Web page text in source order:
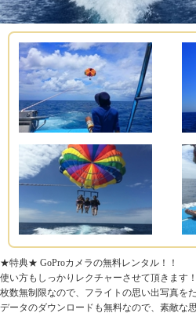
★特典★ GoProカメラの無料レンタル！！
使い方もしっかりレクチャーさせて頂きます！
枚数無制限なので、フライトの思い出写真を
データのダウンロードも無料なので、素敵な